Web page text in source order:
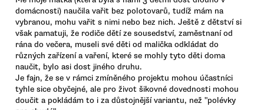
domácnosti) naučila vařit bez polotovarů, tudíž mám na
vybranou, mohu vařit s nimi nebo bez nich. Ještě z dětství si
však pamatuji, že rodiče dětí ze sousedství, zaměstnaní od
rána do večera, museli své děti od malička odkládat do
různých zařízení a vaření, které se mohly tyto děti doma
naučit, bylo asi dost jiného druhu.
Je fajn, že se v rámci zmíněného projektu mohou účastníci
tyhle sice obyčejné, ale pro život šikovné dovednosti mohou
doučit a pokládám to i za důstojnější variantu, než "polévky